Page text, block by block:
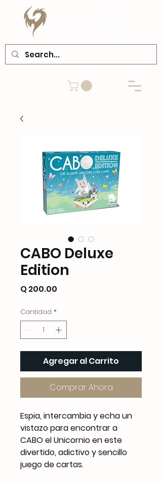
CABO Deluxe
Edition
Q 200.00
Cantidad *
Agregar al Carrito
Comprar Ahora
Espia, intercambia y echa un
vistazo para encontrar a
CABO el Unicornio en este
divertido, adictivo y sencillo
juego de cartas.